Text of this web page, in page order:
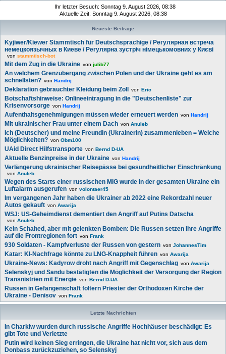
Ihr letzter Besuch: Sonntag 9. August 2026, 08:38
Aktuelle Zeit: Sonntag 9. August 2026, 08:38
Neueste Beiträge
Kyjiwer/Kiewer Stammtisch für Deutschsprachige / Регулярная встреча
немецкоязычных в Киеве / Регулярна зустріч німецькомовних у Києві
von stammtisch-bot
Mit dem Zug in die Ukraine von julib77
An welchem Grenzübergang zwischen Polen und der Ukraine geht es am
schnellsten? von Handrij
Deklaration gebrauchter Kleidung beim Zoll von Eric
Botschaftshinweise: Onlineeintragung in die "Deutschenliste" zur
Krisenvorsorge von Handrij
Aufenthaltsgenehmigungen müssen wieder erneuert werden von Handrij
Mit ukrainischer Frau unter einem Dach von Anuleb
Ich (Deutscher) und meine Freundin (Ukrainerin) zusammenleben = Welche
Möglichkeiten? von Obm100
UAid Direct Hilfstransporte von Bernd D-UA
Aktuelle Benzinpreise in der Ukraine von Handrij
Verlängerung ukrainischer Reisepässe bei gesundheitlicher Einschränkung
von Anuleb
Wegen des Starts einer russischen MiG wurde in der gesamten Ukraine ein
Luftalarm ausgerufen von volontaer45
Im vergangenen Jahr haben die Ukrainer ab 2022 eine Rekordzahl neuer
Autos gekauft von Awarija
WSJ: US-Geheimdienst dementiert den Angriff auf Putins Datscha
von Anuleb
Kein Schahed, aber mit gelenkten Bomben: Die Russen setzen ihre Angriffe
auf die Frontregionen fort von Frank
930 Soldaten - Kampfverluste der Russen von gestern von JohannesTim
Katar: KI-Nachfrage könnte zu LNG-Knappheit führen von Awarija
Ukraine-News: Kadyrow droht nach Angriff mit Gegenschlag von Awarija
Selenskyj und Sandu bestätigten die Möglichkeit der Versorgung der Region
Transnistrien mit Energie von Bernd D-UA
Russen in Gefangenschaft foltern Priester der Orthodoxen Kirche der
Ukraine - Denisov von Frank
Letzte Nachrichten
In Charkiw wurden durch russische Angriffe Hochhäuser beschädigt: Es
gibt Tote und Verletzte
Putin wird keinen Sieg erringen, die Ukraine hat nicht vor, sich aus dem
Donbass zurückzuziehen, so Selenskyj